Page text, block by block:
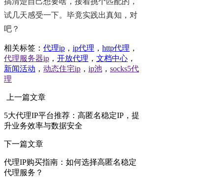
试几天感受一下。毕竟实践出真知，对
吧？
相关标签： 代理ip ， ip代理 ， http代理 ，
代理服务器ip ， 开放代理 ， 文档中心 ，
新闻活动 ， 动态住宅ip ， ip池 ， socks5代
理
上一篇文章
5大代理IP平台推荐：高匿名稳定IP，提
升业务效率与数据安全
下一篇文章
代理IP购买指南：如何选择高匿名稳定
代理服务？